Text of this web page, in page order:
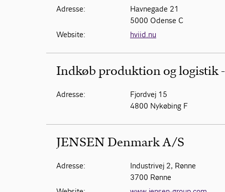
Adresse:
Havnegade 21
5000 Odense C
Website:
hviid.nu
Indkøb produktion og logistik
Adresse:
Fjordvej 15
4800 Nykøbing F
JENSEN Denmark A/S
Adresse:
Industrivej 2, Rønne
3700 Rønne